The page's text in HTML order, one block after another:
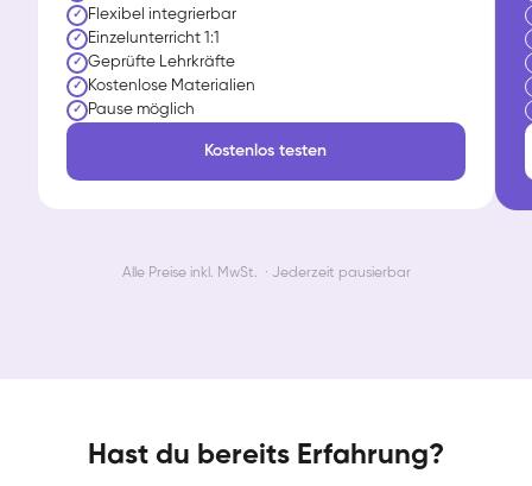
✓ Flexibel integrierbar
✓ Einzelunterricht 1:1
✓ Geprüfte Lehrkräfte
✓ Kostenlose Materialien
✓ Pause möglich
Kostenlos testen
Alle Preise inkl. MwSt. · Jederzeit pausierbar
Hast du bereits Erfahrung?